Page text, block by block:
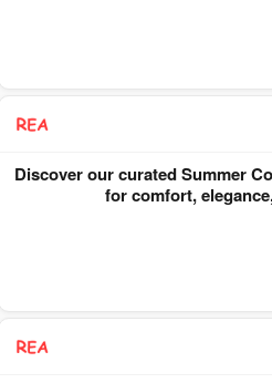
Discover our curated Summer
for comfort,